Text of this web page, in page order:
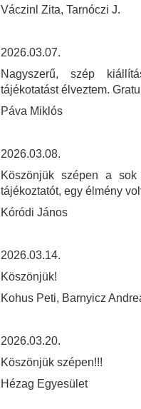
Váczinl Zita, Tarnóczi J.
2026.03.07.
Nagyszerű, szép
tájékotatást élveztem.
Páva Miklós
2026.03.08.
Köszönjük szépen a
tájékoztatót, egy élmény
Kóródi János
2026.03.14.
Köszönjük!
Kohus Peti, Barnyicz
2026.03.20.
Köszönjük szépen!!!
Hézag Egyesület